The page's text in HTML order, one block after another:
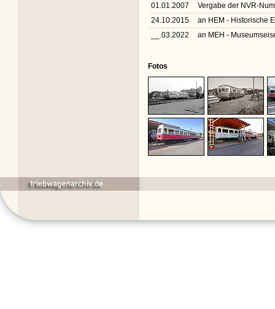
01.01.2007
Vergabe der NVR-
24.10.2015
an HEM - Historische
__.03.2022
an MEH -
Fotos